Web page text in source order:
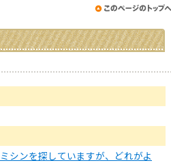
シンを探していますが、どれがよ